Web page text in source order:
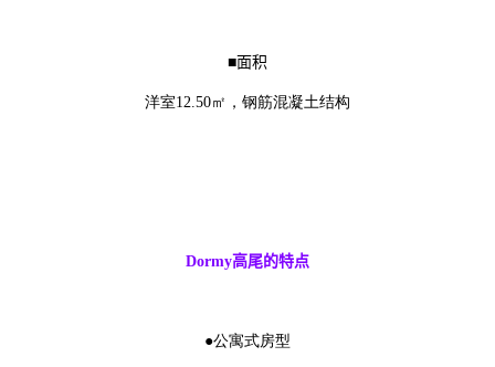
■面积
洋室12.50㎡，钢筋混凝土结构
Dormy高尾的特点
●公寓式房型